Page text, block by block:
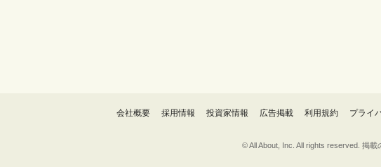
会社概要 採用情報 投資家情報 広告掲載 利用規約 プライ
© All About, Inc. All rights reserved. 掲